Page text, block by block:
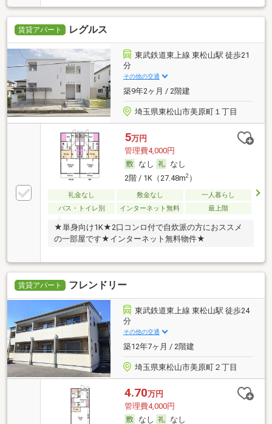
賃貸アパート レグルス
東武鉄道東上線 東松山駅 徒歩21
分
その他の交通
築9年2ヶ月 / 2階建
埼玉県東松山市美原町１丁目
5万円
管理費4,000円
なし
なし
2階 / 1K（27.48m2）
礼金なし 敷金なし
一人暮らし
バス・トイレ別
インターネット無料 最上階
★単身向け1K★2口コンロ付で自炊派の方におススメ
の一部屋です★インターネット無料物件★
賃貸アパート フレンドリー
東武鉄道東上線 東松山駅 徒歩24
分
その他の交通
築12年7ヶ月 / 2階建
埼玉県東松山市美原町２丁目
4.70万円
管理費4,000円
なし
なし